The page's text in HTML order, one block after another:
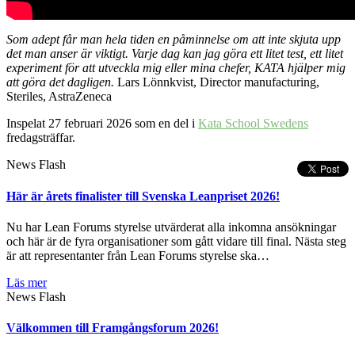
Som adept får man hela tiden en påminnelse om att inte skjuta upp
det man anser är viktigt. Varje dag kan jag göra ett litet test, ett litet
experiment för att utveckla mig eller mina chefer, KATA hjälper mig
att göra det dagligen. Lars Lönnkvist, Director manufacturing,
Steriles, AstraZeneca
Inspelat 27 februari 2026 som en del i Kata School Swedens
fredagsträffar.
News Flash
Här är årets finalister till Svenska Leanpriset 2026!
Nu har Lean Forums styrelse utvärderat alla inkomna ansökningar
och här är de fyra organisationer som gått vidare till final. Nästa steg
är att representanter från Lean Forums styrelse ska…
Läs mer
News Flash
Välkommen till Framgångsforum 2026!